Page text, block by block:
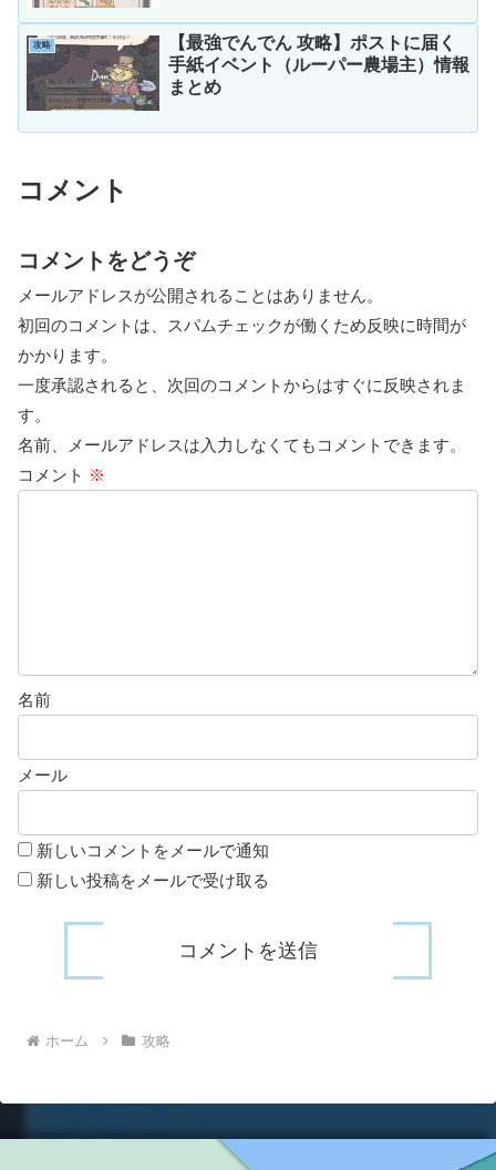
攻略
【最強でんでん 攻略】ポストに届く
手紙イベント（ルーパー農場主）情報
まとめ
コメント
コメントをどうぞ
メールアドレスが公開されることはありません。
初回のコメントは、スパムチェックが働くため反映に時間が
かかります。
一度承認されると、次回のコメントからはすぐに反映されま
す。
名前、メールアドレスは入力しなくてもコメントできます。
コメント ※
名前
メール
新しいコメントをメールで通知
新しい投稿をメールで受け取る
ホーム 攻略